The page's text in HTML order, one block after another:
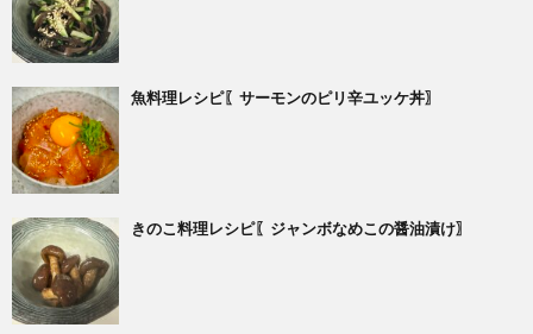
魚料理レシピ〖サーモンのピリ辛ユッケ丼〗
きのこ料理レシピ〖ジャンボなめこの醤油漬け〗